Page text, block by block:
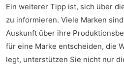
Ein weiterer Tipp ist, sich über
zu informieren. Viele Marken
Auskunft über ihre
für eine Marke entscheiden, die
legt, unterstützen Sie nicht nur